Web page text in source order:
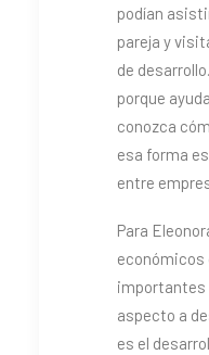
podían
pareja y
de
porque
conozca
esa forma
entre
Para
económicos
importantes
aspecto a
es el